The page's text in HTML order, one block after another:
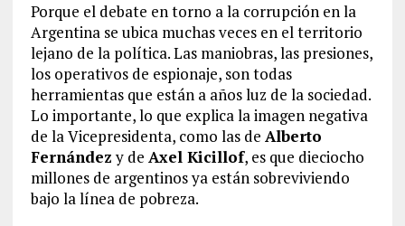
Porque el debate en torno a la corrupción en la
Argentina se ubica muchas veces en el territorio
lejano de la política. Las maniobras, las presiones,
los operativos de espionaje, son todas
herramientas que están a años luz de la sociedad.
Lo importante, lo que explica la imagen negativa
de la Vicepresidenta, como las de Alberto
Fernándezy de Axel Kicillof, es que dieciocho
millones de argentinos ya están sobreviviendo
bajo la línea de pobreza.